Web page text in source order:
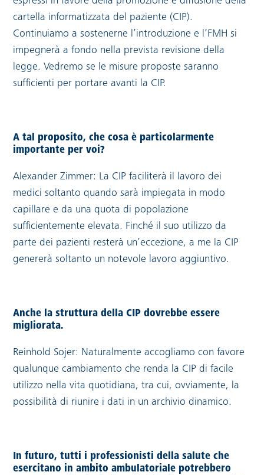
cartella informatizzata del paziente (CIP).
Continuiamo a sostenerne l’introduzione e l’FMH si
impegnerà a fondo nella prevista revisione della
legge. Vedremo se le misure proposte saranno
sufficienti per portare avanti la CIP.
A tal proposito, che cosa è particolarmente
importante per voi?
Alexander Zimmer: La CIP faciliterà il lavoro dei
medici soltanto quando sarà impiegata in modo
capillare e da una quota di popolazione
sufficientemente elevata. Finché il suo utilizzo da
parte dei pazienti resterà un’eccezione, a me la CIP
genererà soltanto un notevole lavoro aggiuntivo.
Anche la struttura della CIP dovrebbe essere
migliorata.
Reinhold Sojer: Naturalmente accogliamo con favore
qualunque cambiamento che renda la CIP di facile
utilizzo nella vita quotidiana, tra cui, ovviamente, la
possibilità di riunire i dati in un archivio dinamico.
In futuro, tutti i professionisti della salute che
esercitano in ambito ambulatoriale potrebbero